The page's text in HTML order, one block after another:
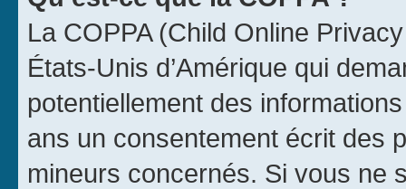
La COPPA (Child Online
États-Unis d’Amérique qui
potentiellement des
ans un consentement écrit des
mineurs concernés. Si vous ne